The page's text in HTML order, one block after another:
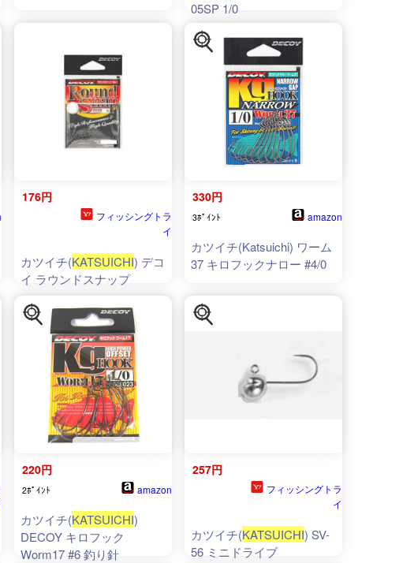
05SP 1/0
176円
フィッシングトラ
イ
カツイチ(KATSUICHI) デコ
イ ラウンドスナップ
330円
3ﾎﾟｲﾝﾄ amazon
カツイチ(Katsuichi) ワーム
37 キロフックナロー #4/0
220円
2ﾎﾟｲﾝﾄ amazon
カツイチ(KATSUICHI)
DECOY キロフック
Worm17 #6 釣り針
257円
フィッシングトラ
イ
カツイチ(KATSUICHI) SV-
56 ミニドライブ